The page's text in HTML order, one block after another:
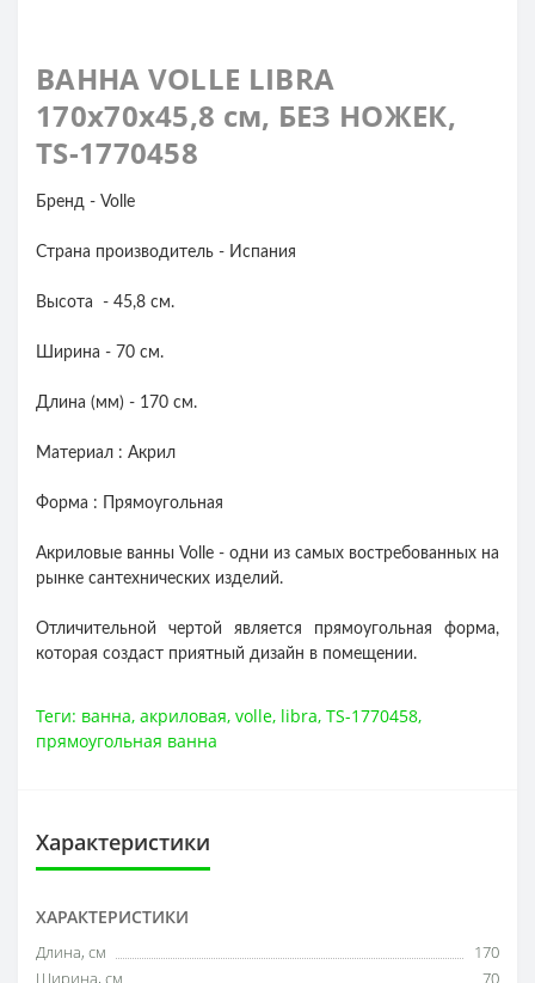
ВАННА VOLLE LIBRA
170x70x45,8 см, БЕЗ НОЖЕК,
TS-1770458
Бренд - Volle
Страна производитель - Испания
Высота - 45,8 cм.
Ширина - 70 cм.
Длина (мм) - 170 cм.
Материал : Акрил
Форма : Прямоугольная
Акриловые ванны Volle - одни из самых востребованных на
рынке сантехнических изделий.
Отличительной чертой является прямоугольная форма,
которая создаст приятный дизайн в помещении.
Теги: ванна, акриловая, volle, libra, TS-1770458,
прямоугольная ванна
Характеристики
ХАРАКТЕРИСТИКИ
Длина, см
170
Ширина, см
70